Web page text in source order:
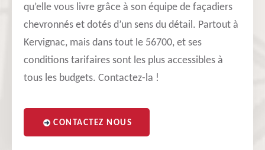
qu’elle vous livre grâce à son équipe de façadiers
chevronnés et dotés d’un sens du détail. Partout à
Kervignac, mais dans tout le 56700, et ses
conditions tarifaires sont les plus accessibles à
tous les budgets. Contactez-la !
CONTACTEZ NOUS